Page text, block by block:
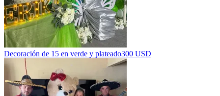
Decoración de 15 en verde y plateado300 USD